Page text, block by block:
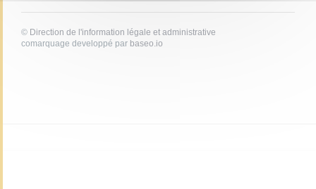
© Direction de l'information légale et administrative
comarquage developpé par baseo.io